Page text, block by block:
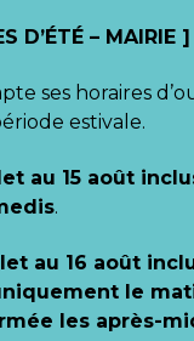
D’ÉTÉ – MAIRIE ]
ses horaires
estivale.
au 15 août
.
au 16 août
le
les après-